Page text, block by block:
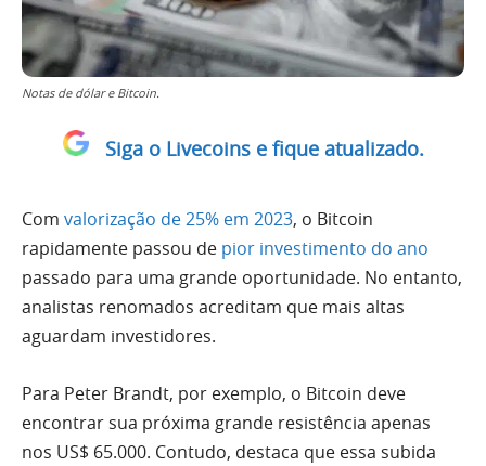
Notas de dólar e Bitcoin.
Siga o Livecoins e fique atualizado.
Com valorização de 25% em 2023, o Bitcoin
rapidamente passou de pior investimento do ano
passado para uma grande oportunidade. No entanto,
analistas renomados acreditam que mais altas
aguardam investidores.
Para Peter Brandt, por exemplo, o Bitcoin deve
encontrar sua próxima grande resistência apenas
nos US$ 65.000. Contudo, destaca que essa subida